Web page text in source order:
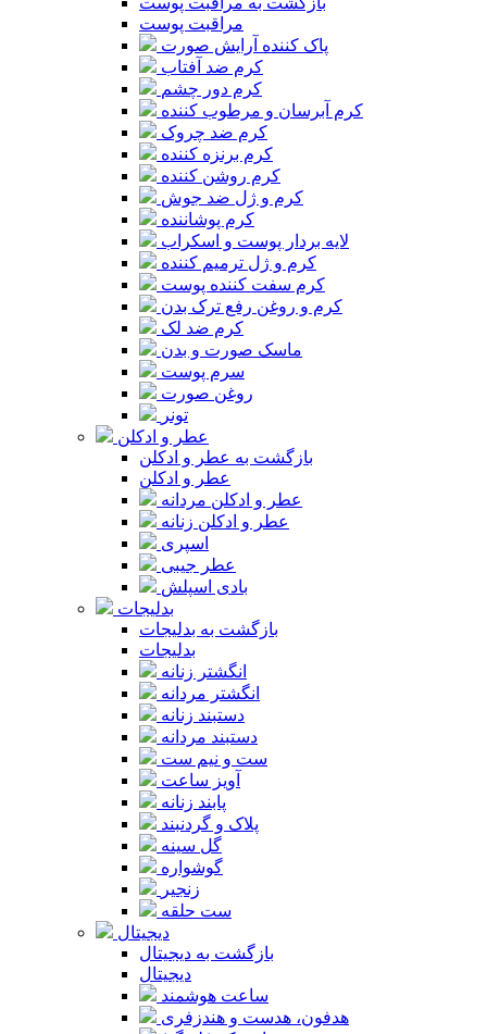
مراقبت پوست
پاک کننده آرایش صورت
کرم ضد آفتاب
کرم دور چشم
کرم آبرسان و مرطوب کننده
کرم ضد چروک
کرم برنزه کننده
کرم روشن کننده
کرم و ژل ضد جوش
کرم پوشاننده
لایه بردار پوست و اسکراب
کرم و ژل ترمیم کننده
کرم سفت کننده پوست
کرم و روغن رفع ترک بدن
کرم ضد لک
ماسک صورت و بدن
سرم پوست
روغن صورت
تونر
عطر و ادکلن
بازگشت به عطر و ادکلن
عطر و ادکلن
عطر و ادکلن مردانه
عطر و ادکلن زنانه
اسپری
عطر جیبی
بادی اسپلش
بدلیجات
بازگشت به بدلیجات
بدلیجات
انگشتر زنانه
انگشتر مردانه
دستبند زنانه
دستبند مردانه
ست و نیم ست
آویز ساعت
پابند زنانه
پلاک و گردنبند
گل سینه
گوشواره
زنجیر
ست حلقه
دیجیتال
بازگشت به دیجیتال
دیجیتال
ساعت هوشمند
هدفون، هدست و هندزفری